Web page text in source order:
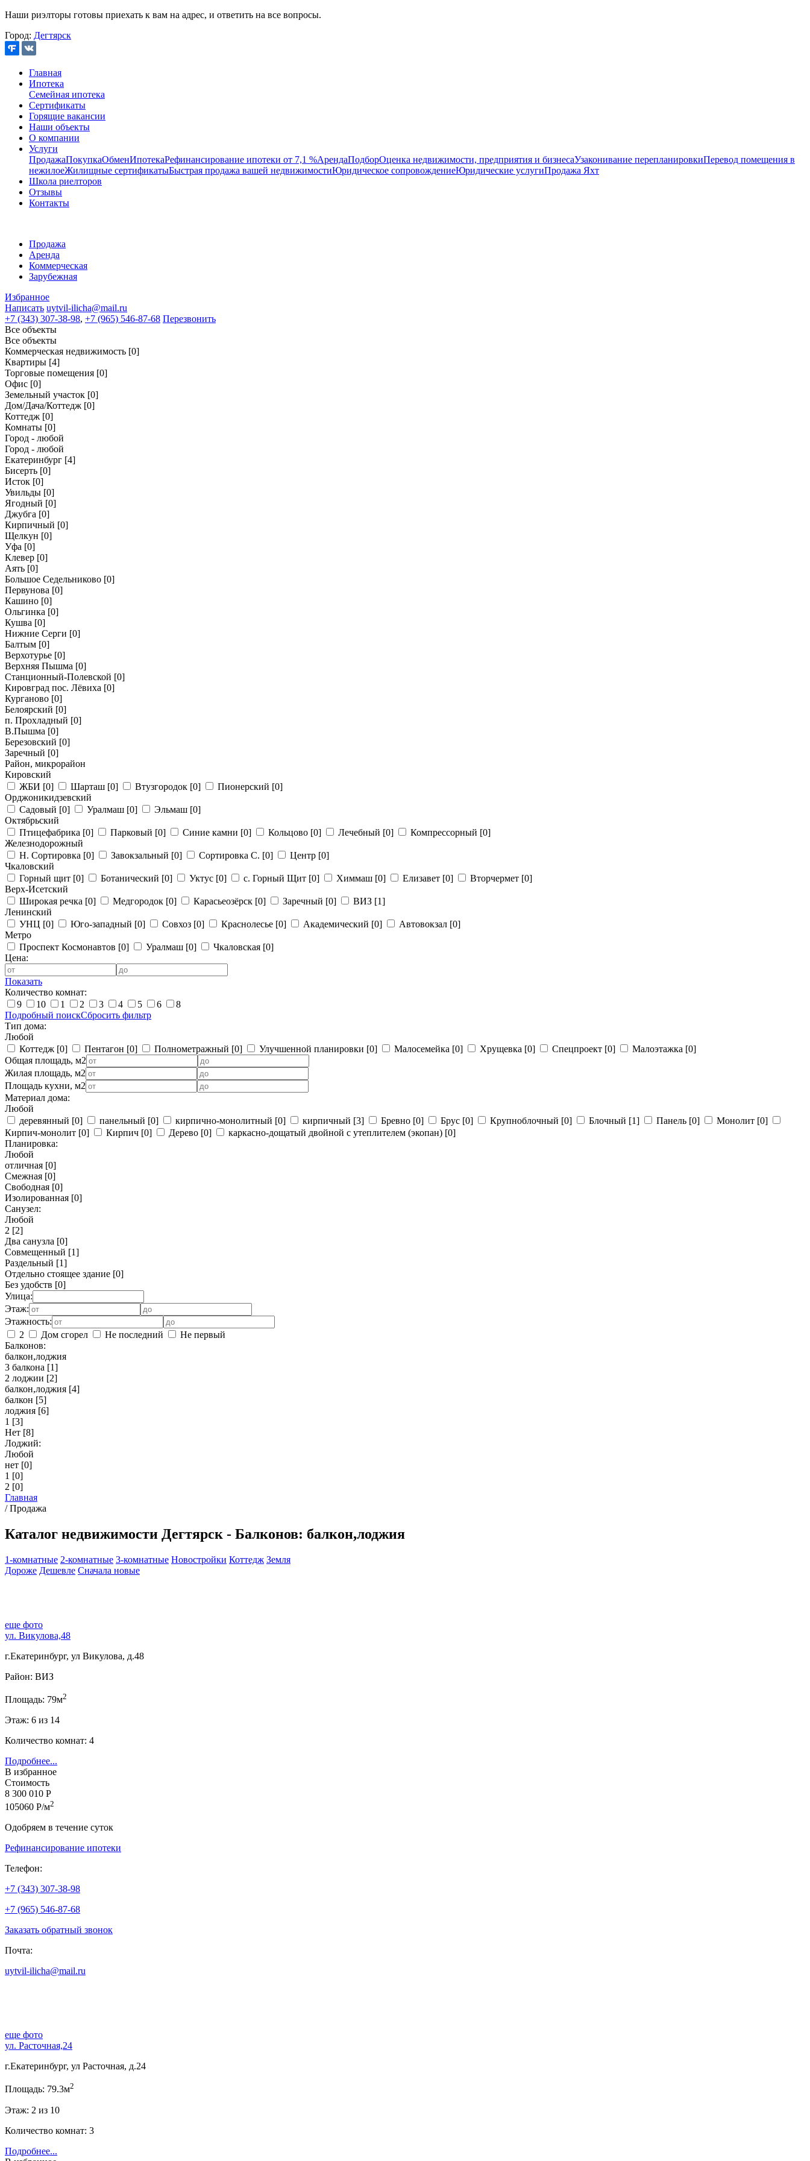
Наши риэлторы готовы приехать к вам на адрес, и ответить на все вопросы.
Город: Дегтярск
Главная
Ипотека
Семейная ипотека
Сертификаты
Горящие вакансии
Наши объекты
О компании
Услуги
ПродажаПокупкаОбменИпотекаРефинансирование ипотеки от 7,1 %АрендаПодборОценка недвижимости, предприятия и бизнесаУзаконивание перепланировкиПеревод помещения в
нежилоеЖилищные сертификатыБыстрая продажа вашей недвижимостиЮридическое сопровождениеЮридические услугиПродажа Яхт
Школа риелторов
Отзывы
Контакты
Продажа
Аренда
Коммерческая
Зарубежная
Избранное
Написать uytvil-ilicha@mail.ru
+7 (343) 307-38-98, +7 (965) 546-87-68 Перезвонить
Все объекты
Все объекты
Коммерческая недвижимость [0]
Квартиры [4]
Торговые помещения [0]
Офис [0]
Земельный участок [0]
Дом/Дача/Коттедж [0]
Коттедж [0]
Комнаты [0]
Город - любой
Город - любой
Екатеринбург [4]
Бисерть [0]
Исток [0]
Увильды [0]
Ягодный [0]
Джубга [0]
Кирпичный [0]
Щелкун [0]
Уфа [0]
Клевер [0]
Аять [0]
Большое Седельниково [0]
Первунова [0]
Кашино [0]
Ольгинка [0]
Кушва [0]
Нижние Серги [0]
Балтым [0]
Верхотурье [0]
Верхняя Пышма [0]
Станционный-Полевской [0]
Кировград пос. Лёвиха [0]
Курганово [0]
Белоярский [0]
п. Прохладный [0]
В.Пышма [0]
Березовский [0]
Заречный [0]
Район, микрорайон
Кировский
ЖБИ [0] Шарташ [0] Втузгородок [0] Пионерский [0]
Орджоникидзевский
Садовый [0] Уралмаш [0] Эльмаш [0]
Октябрьский
Птицефабрика [0] Парковый [0] Синие камни [0] Кольцово [0] Лечебный [0] Компрессорный [0]
Железнодорожный
Н. Сортировка [0] Завокзальный [0] Сортировка С. [0] Центр [0]
Чкаловский
Горный щит [0] Ботанический [0] Уктус [0] с. Горный Щит [0] Химмаш [0] Елизавет [0] Вторчермет [0]
Верх-Исетский
Широкая речка [0] Медгородок [0] Карасьеозёрск [0] Заречный [0] ВИЗ [1]
Ленинский
УНЦ [0] Юго-западный [0] Совхоз [0] Краснолесье [0] Академический [0] Автовокзал [0]
Метро
Проспект Космонавтов [0] Уралмаш [0] Чкаловская [0]
Цена:
Показать
Количество комнат:
9
10 1 2 3 4 5 6
8
Подробный поискСбросить фильтр
Тип дома:
Любой
Коттедж [0] Пентагон [0] Полнометражный [0] Улучшенной планировки [0] Малосемейка [0] Хрущевка [0] Спецпроект [0] Малоэтажка [0]
Общая площадь, м2
Жилая площадь, м2
Площадь кухни, м2
Материал дома:
Любой
деревянный [0] панельный [0] кирпично-монолитный [0] кирпичный [3] Бревно [0] Брус [0] Крупноблочный [0] Блочный [1] Панель [0] Монолит [0]
Кирпич-монолит [0] Кирпич [0] Дерево [0] каркасно-дощатый двойной с утеплителем (экопан) [0]
Планировка:
Любой
отличная [0]
Смежная [0]
Свободная [0]
Изолированная [0]
Санузел:
Любой
2 [2]
Два санузла [0]
Совмещенный [1]
Раздельный [1]
Отдельно стоящее здание [0]
Без удобств [0]
Улица:
Этаж:
Этажность:
2
Дом сгорел Не последний
Не первый
Балконов:
балкон,лоджия
3 балкона [1]
2 лоджии [2]
балкон,лоджия [4]
балкон [5]
лоджия [6]
1 [3]
Нет [8]
Лоджий:
Любой
нет [0]
1 [0]
2 [0]
Главная
/Продажа
Каталог недвижимости Дегтярск - Балконов: балкон,лоджия
1-комнатные 2-комнатные 3-комнатные Новостройки Коттедж Земля
Дороже Дешевле Сначала новые
еще фото
ул. Викулова,48
г.Екатеринбург, ул Викулова, д.48
Район: ВИЗ
Площадь: 79м2
Этаж: 6 из 14
Количество комнат: 4
Подробнее...
В избранное
Стоимость
8 300 010 Р
105060 Р/м2
Одобряем в течение суток
Рефинансирование ипотеки
Телефон:
+7 (343) 307-38-98
+7 (965) 546-87-68
Заказать обратный звонок
Почта:
uytvil-ilicha@mail.ru
еще фото
ул. Расточная,24
г.Екатеринбург, ул Расточная, д.24
Площадь: 79.3м2
Этаж: 2 из 10
Количество комнат: 3
Подробнее...